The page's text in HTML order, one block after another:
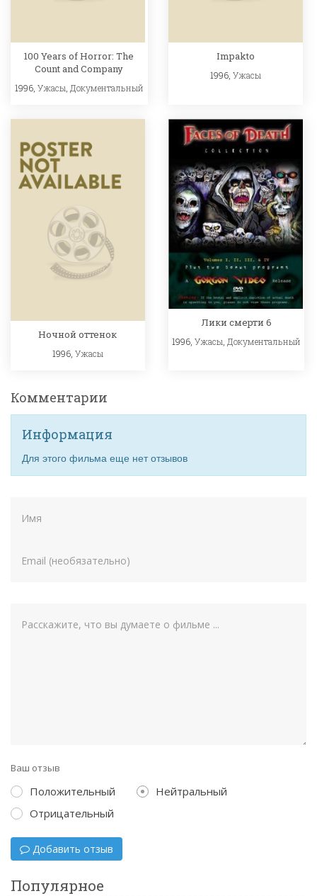
100 Years of Horror: The
Count and Company
1996, Ужасы Документальный
Impakto
1996,Ужасы
Ночной оттенок
1996, Ужасы
Лики смерти 6
1996,Ужасы,Документальный
Комментарии
Информация
Для этого фильма еще нет отзывов
Ваш отзыв
Положительный
Нейтральный
Отрицательный
Добавить отзыв
Популярное